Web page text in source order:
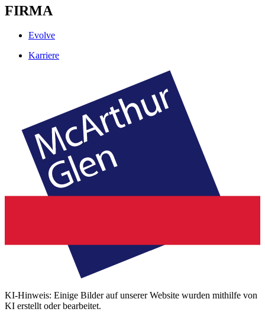
FIRMA
Evolve
Karriere
KI-Hinweis: Einige Bilder auf unserer Website wurden mithilfe von
KI erstellt oder bearbeitet.